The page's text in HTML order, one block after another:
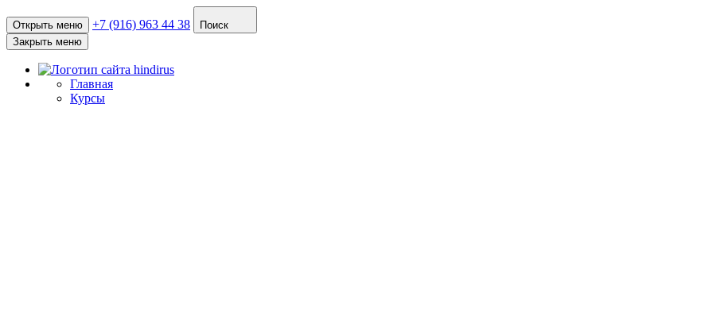
Открыть меню +7 (916) 963 44 38
Поиск
Закрыть меню
Главная
Курсы